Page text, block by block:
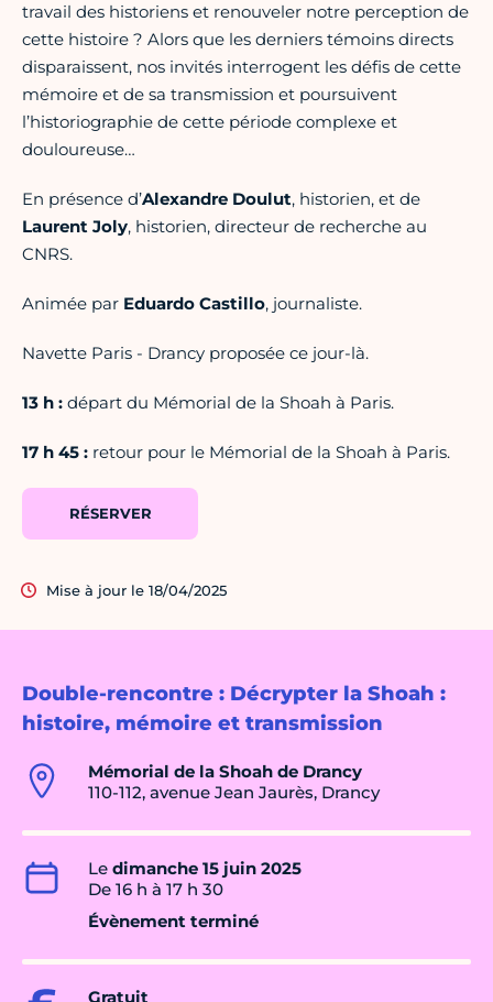
Double-rencontre : Décrypter la Shoah :
histoire, mémoire et transmission
Mémorial de la Shoah de Drancy
110-112, avenue Jean Jaurès, Drancy
Le dimanche 15 juin 2025
De 16 h à 17 h 30
Évènement terminé
Gratuit
travail des historiens et renouveler notre perception de
cette histoire ? Alors que les derniers témoins directs
disparaissent, nos invités interrogent les défis de cette
mémoire et de sa transmission et poursuivent
l’historiographie de cette période complexe et
douloureuse…
En présence d’Alexandre Doulut, historien, et de
Laurent Joly, historien, directeur de recherche au
CNRS.
Animée par Eduardo Castillo, journaliste.
Navette Paris - Drancy proposée ce jour-là.
13 h : départ du Mémorial de la Shoah à Paris.
17 h 45 : retour pour le Mémorial de la Shoah à Paris.
RÉSERVER
Mise à jour le 18/04/2025